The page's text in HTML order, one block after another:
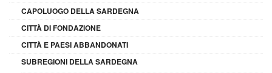
CAPOLUOGO DELLA SARDEGNA
CITTÀ DI FONDAZIONE
CITTÀ E PAESI ABBANDONATI
SUBREGIONI DELLA SARDEGNA